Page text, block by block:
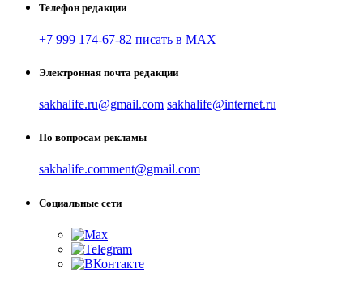
Телефон редакции
+7 999 174-67-82 писать в MAX
Электронная почта редакции
sakhalife.ru@gmail.com sakhalife@internet.ru
По вопросам рекламы
sakhalife.comment@gmail.com
Социальные сети